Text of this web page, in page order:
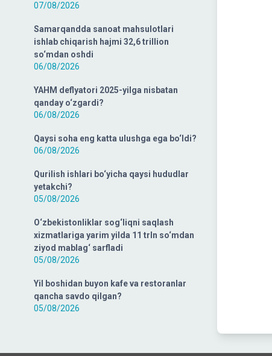
07/08/2026
Samarqandda sanoat mahsulotlari
ishlab chiqarish hajmi 32,6 trillion
so‘mdan oshdi
06/08/2026
YAHM deflyatori 2025-yilga nisbatan
qanday o‘zgardi?
06/08/2026
Qaysi soha eng katta ulushga ega bo‘ldi?
06/08/2026
Qurilish ishlari bo‘yicha qaysi hududlar
yetakchi?
05/08/2026
O‘zbekistonliklar sog‘liqni saqlash
xizmatlariga yarim yilda 11 trln so‘mdan
ziyod mablag‘ sarfladi
05/08/2026
Yil boshidan buyon kafe va restoranlar
qancha savdo qilgan?
05/08/2026